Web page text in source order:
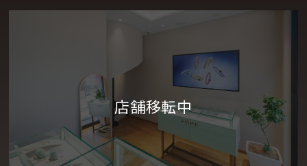
され、このモデルに新しい命を吹き込みました。この直径36.5
イトゴールドまたは18Kピンクゴールドのケースには、手作業
による丁寧な仕上げを特徴とする、「トラディショナル」コレ
クションのデザインコードが刻まれています。ダイヤモンドを
あしらったベゼルと繊細な輝きを放つマザーオブパールで引き
立てられたダイヤルは、カレンダー表示の最適な視認性が得ら
れるように入念に設計されています。